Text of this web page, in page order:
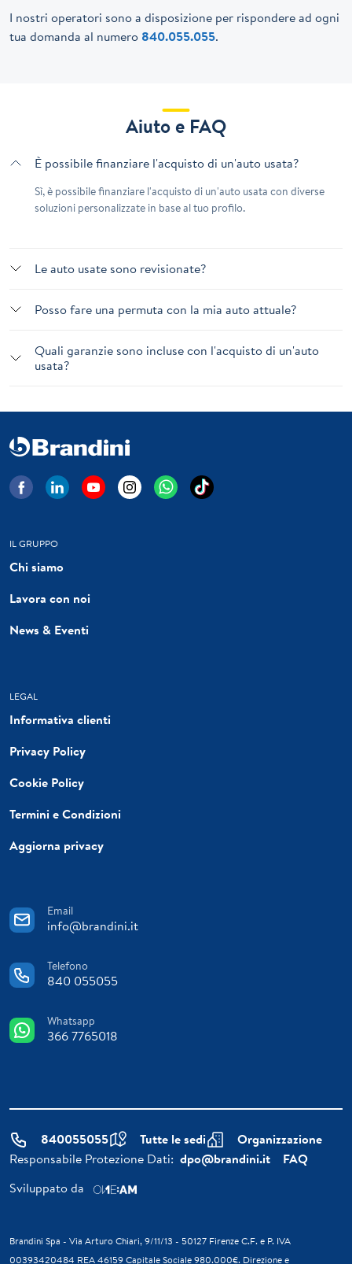
I nostri operatori sono a disposizione per rispondere ad ogni
tua domanda al numero 840.055.055.
Aiuto e FAQ
È possibile finanziare l'acquisto di un'auto usata?
Sì, è possibile finanziare l'acquisto di un'auto usata con diverse
soluzioni personalizzate in base al tuo profilo.
Le auto usate sono revisionate?
Posso fare una permuta con la mia auto attuale?
Quali garanzie sono incluse con l'acquisto di un'auto
usata?
IL GRUPPO
Chi siamo
Lavora con noi
News & Eventi
LEGAL
Informativa clienti
Privacy Policy
Cookie Policy
Termini e Condizioni
Aggiorna privacy
Email
info@brandini.it
Telefono
840 055055
Whatsapp
366 7765018
840055055 Tutte le sedi
Organizzazione
Responsabile Protezione Dati: dpo@brandini.it
FAQ
Sviluppato da
Brandini Spa - Via Arturo Chiari, 9/11/13 - 50127 Firenze C.F. e P. IVA
00393420484 REA 46159 Capitale Sociale 980.000€. Direzione e